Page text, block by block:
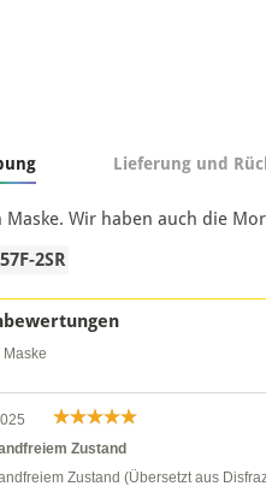
Lieferung und
Maske. Wir haben auch die
2SR
Zustand
Zustand (Übersetzt aus